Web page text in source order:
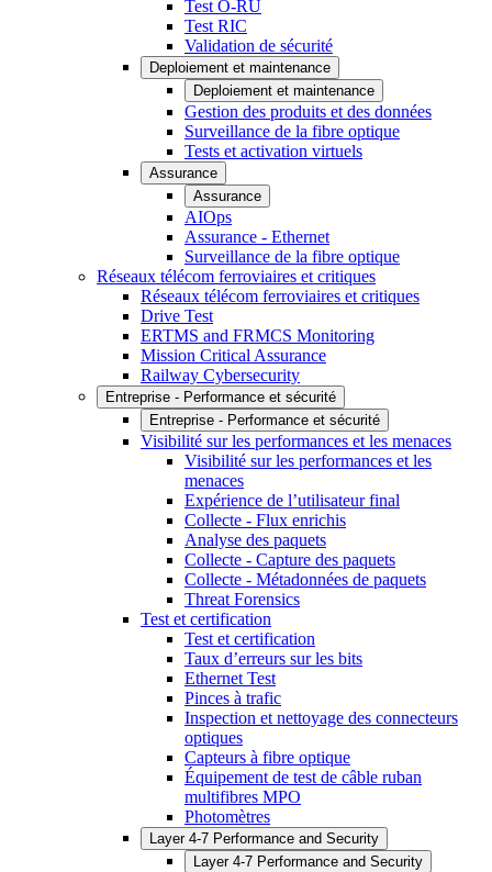
Test O-RU
Test RIC
Validation de sécurité
Deploiement et maintenance
Deploiement et maintenance
Gestion des produits et des données
Surveillance de la fibre optique
Tests et activation virtuels
Assurance
Assurance
AIOps
Assurance - Ethernet
Surveillance de la fibre optique
Réseaux télécom ferroviaires et critiques
Réseaux télécom ferroviaires et critiques
Drive Test
ERTMS and FRMCS Monitoring
Mission Critical Assurance
Railway Cybersecurity
Entreprise - Performance et sécurité
Entreprise - Performance et sécurité
Visibilité sur les performances et les menaces
Visibilité sur les performances et les
menaces
Expérience de l’utilisateur final
Collecte - Flux enrichis
Analyse des paquets
Collecte - Capture des paquets
Collecte - Métadonnées de paquets
Threat Forensics
Test et certification
Test et certification
Taux d’erreurs sur les bits
Ethernet Test
Pinces à trafic
Inspection et nettoyage des connecteurs
optiques
Capteurs à fibre optique
Équipement de test de câble ruban
multifibres MPO
Photomètres
Layer 4-7 Performance and Security
Layer 4-7 Performance and Security